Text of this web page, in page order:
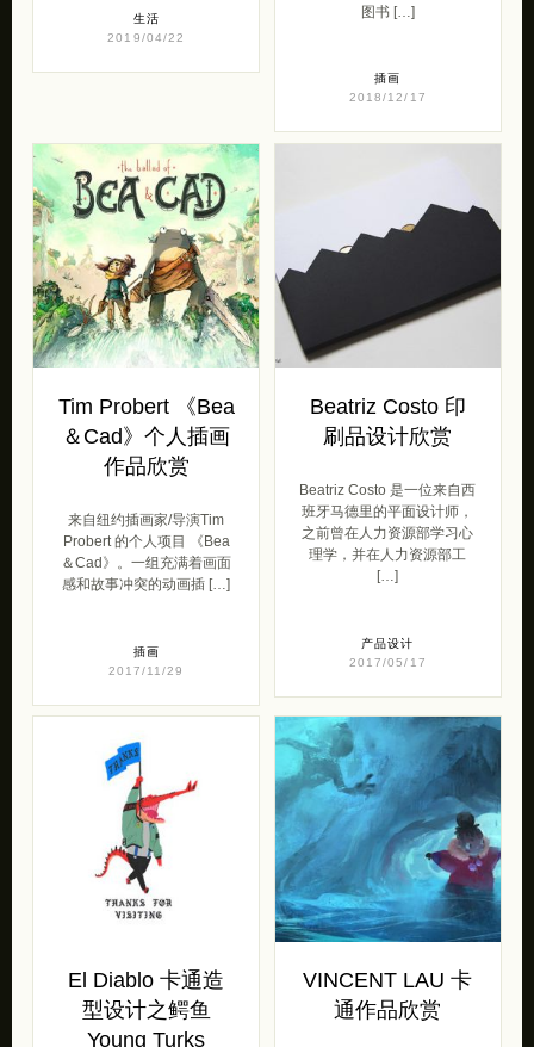
生活
2019/04/22
图书 […]
插画
2018/12/17
Tim Probert 《Bea
＆Cad》个人插画
作品欣赏
来自纽约插画家/导演Tim
Probert 的个人项目 《Bea
＆Cad》。一组充满着画面
感和故事冲突的动画插 […]
插画
2017/11/29
Beatriz Costo 印
刷品设计欣赏
Beatriz Costo 是一位来自西
班牙马德里的平面设计师，
之前曾在人力资源部学习心
理学，并在人力资源部工
[…]
产品设计
2017/05/17
El Diablo 卡通造
型设计之鳄鱼
Young Turks
VINCENT LAU 卡
通作品欣赏